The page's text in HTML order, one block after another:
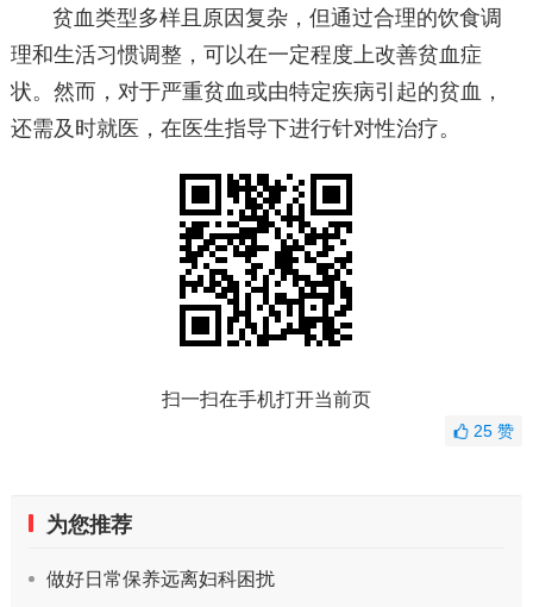
贫血类型多样且原因复杂，但通过合理的饮食调
理和生活习惯调整，可以在一定程度上改善贫血症
状。然而，对于严重贫血或由特定疾病引起的贫血，
还需及时就医，在医生指导下进行针对性治疗。
扫一扫在手机打开当前页
25赞
为您推荐
做好日常保养远离妇科困扰